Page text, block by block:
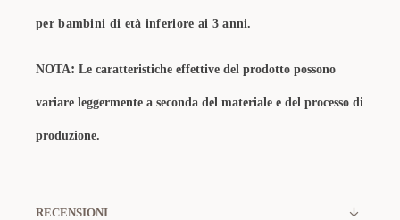
per bambini di età inferiore ai 3 anni.
NOTA: Le caratteristiche effettive del prodotto possono
variare leggermente a seconda del materiale e del processo di
produzione.
RECENSIONI